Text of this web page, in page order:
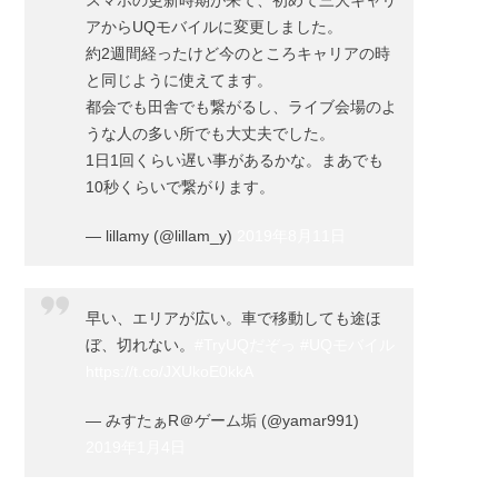
アからUQモバイルに変更しました。
約2週間経ったけど今のところキャリアの時
と同じように使えてます。
都会でも田舎でも繋がるし、ライブ会場のよ
うな人の多い所でも大丈夫でした。
1日1回くらい遅い事があるかな。まあでも
10秒くらいで繋がります。
— lillamy (@lillam_y)
早い、エリアが広い。車で移動しても途ほ
ぼ、切れない。
— みすたぁR＠ゲーム垢 (@yamar991)